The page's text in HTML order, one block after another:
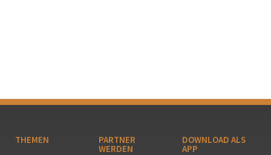
THEMEN PARTNER
WERDEN
DOWNLOAD ALS
APP